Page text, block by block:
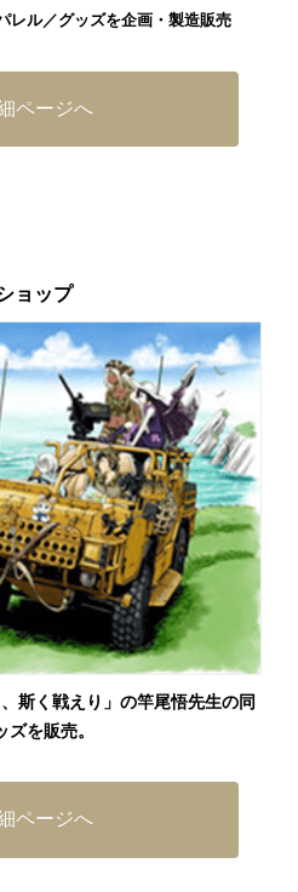
レル／グッズを企画・製造販売
ページへ
ョップ
斯く戦えり」の竿尾悟先生の同
ズを販売。
ページへ